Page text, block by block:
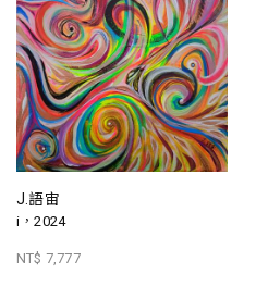
J.語宙
i，2024
NT$ 7,777